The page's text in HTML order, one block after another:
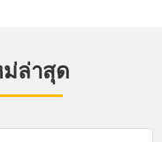
ม่ล่าสุด